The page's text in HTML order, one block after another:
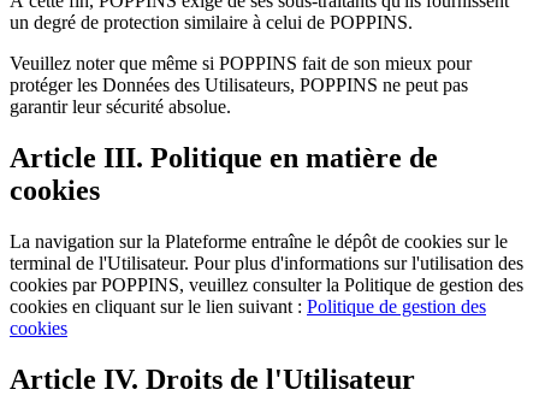
un degré de protection similaire à celui de POPPINS.
Veuillez noter que même si POPPINS fait de son mieux pour
protéger les Données des Utilisateurs, POPPINS ne peut pas
garantir leur sécurité absolue.
Article III. Politique en matière de
cookies
La navigation sur la Plateforme entraîne le dépôt de cookies sur le
terminal de l'Utilisateur. Pour plus d'informations sur l'utilisation des
cookies par POPPINS, veuillez consulter la Politique de gestion des
cookies en cliquant sur le lien suivant : Politique de gestion des
cookies
Article IV. Droits de l'Utilisateur